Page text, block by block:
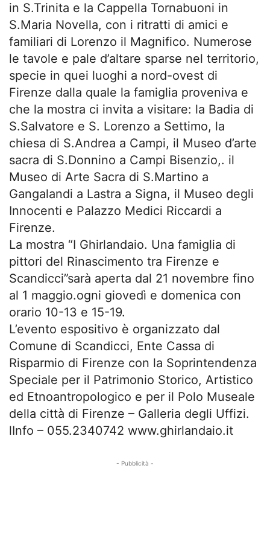
in S.Trinita e la Cappella Tornabuoni in
S.Maria Novella, con i ritratti di amici e
familiari di Lorenzo il Magnifico. Numerose
le tavole e pale d’altare sparse nel territorio,
specie in quei luoghi a nord-ovest di
Firenze dalla quale la famiglia proveniva e
che la mostra ci invita a visitare: la Badia di
S.Salvatore e S. Lorenzo a Settimo, la
chiesa di S.Andrea a Campi, il Museo d’arte
sacra di S.Donnino a Campi Bisenzio,. il
Museo di Arte Sacra di S.Martino a
Gangalandi a Lastra a Signa, il Museo degli
Innocenti e Palazzo Medici Riccardi a
Firenze.
La mostra “I Ghirlandaio. Una famiglia di
pittori del Rinascimento tra Firenze e
Scandicci”sarà aperta dal 21 novembre fino
al 1 maggio.ogni giovedì e domenica con
orario 10-13 e 15-19.
L’evento espositivo è organizzato dal
Comune di Scandicci, Ente Cassa di
Risparmio di Firenze con la Soprintendenza
Speciale per il Patrimonio Storico, Artistico
ed Etnoantropologico e per il Polo Museale
della città di Firenze – Galleria degli Uffizi.
lInfo – 055.2340742 www.ghirlandaio.it
- Pubblicità -